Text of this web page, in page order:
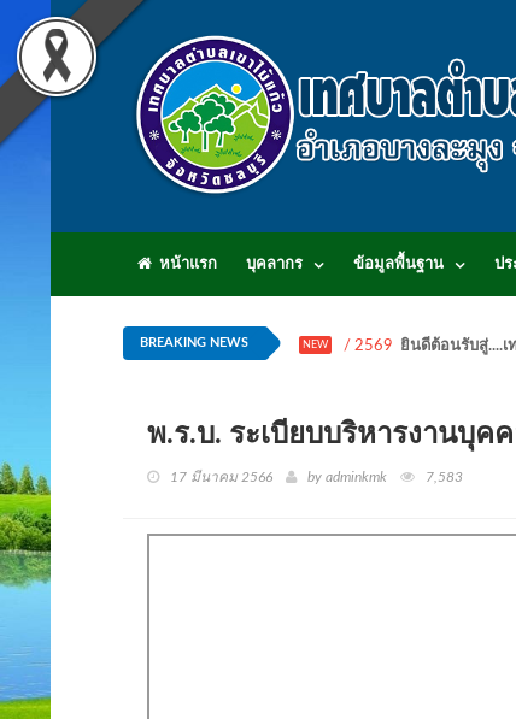
หน้าแรก บุคลากร ข้อมูลพื้นฐาน ปร
BREAKING NEWS NEW / 2569 ยินดีต้อนรับสู่....เ
พ.ร.บ. ระเบียบบริหารงานบุค
17 มีนาคม 2566 by adminkmk 7,583